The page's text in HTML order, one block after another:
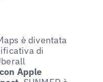
è diventata
di
Apple